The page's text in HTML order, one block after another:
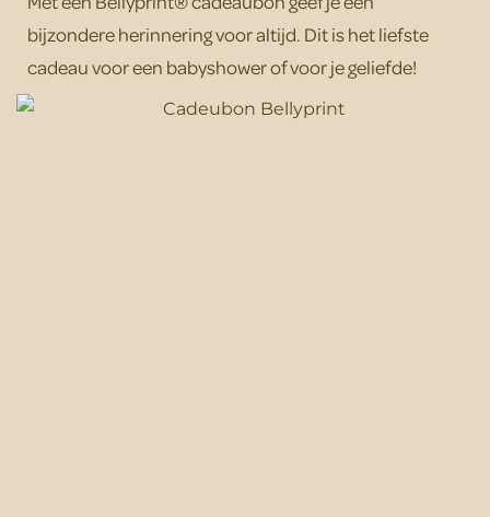
bijzondere herinnering voor altijd. Dit is het liefste
cadeau voor een babyshower of voor je geliefde!